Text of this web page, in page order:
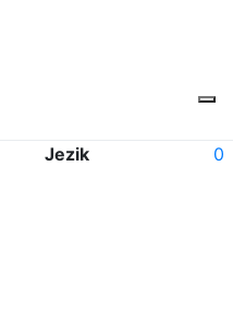
Jezik 0